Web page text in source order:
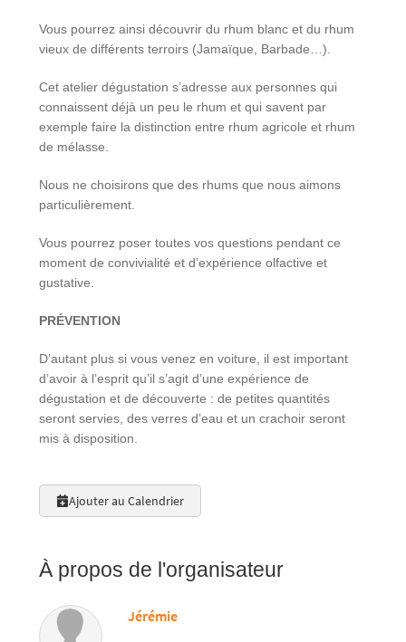
Vous pourrez ainsi découvrir du rhum blanc et du rhum
vieux de différents terroirs (Jamaïque, Barbade…).
Cet atelier dégustation s’adresse aux personnes qui
connaissent déjà un peu le rhum et qui savent par
exemple faire la distinction entre rhum agricole et rhum
de mélasse.
Nous ne choisirons que des rhums que nous aimons
particulièrement.
Vous pourrez poser toutes vos questions pendant ce
moment de convivialité et d’expérience olfactive et
gustative.
PRÉVENTION
D’autant plus si vous venez en voiture, il est important
d’avoir à l’esprit qu’il s’agit d’une expérience de
dégustation et de découverte : de petites quantités
seront servies, des verres d’eau et un crachoir seront
mis à disposition.
Ajouter au Calendrier
À propos de l'organisateur
Jérémie